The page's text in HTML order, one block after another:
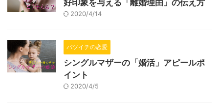
好印象を与える「離婚理由」の伝え方
2020/4/14
バツイチの恋愛
シングルマザーの「婚活」アピールポ
イント
2020/4/5